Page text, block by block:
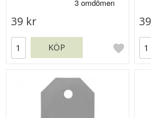
39 kr
KÖP